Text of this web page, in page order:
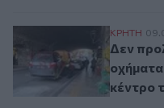
Δεν
ΚΡΗΤΗ
Δεν
κέντρο